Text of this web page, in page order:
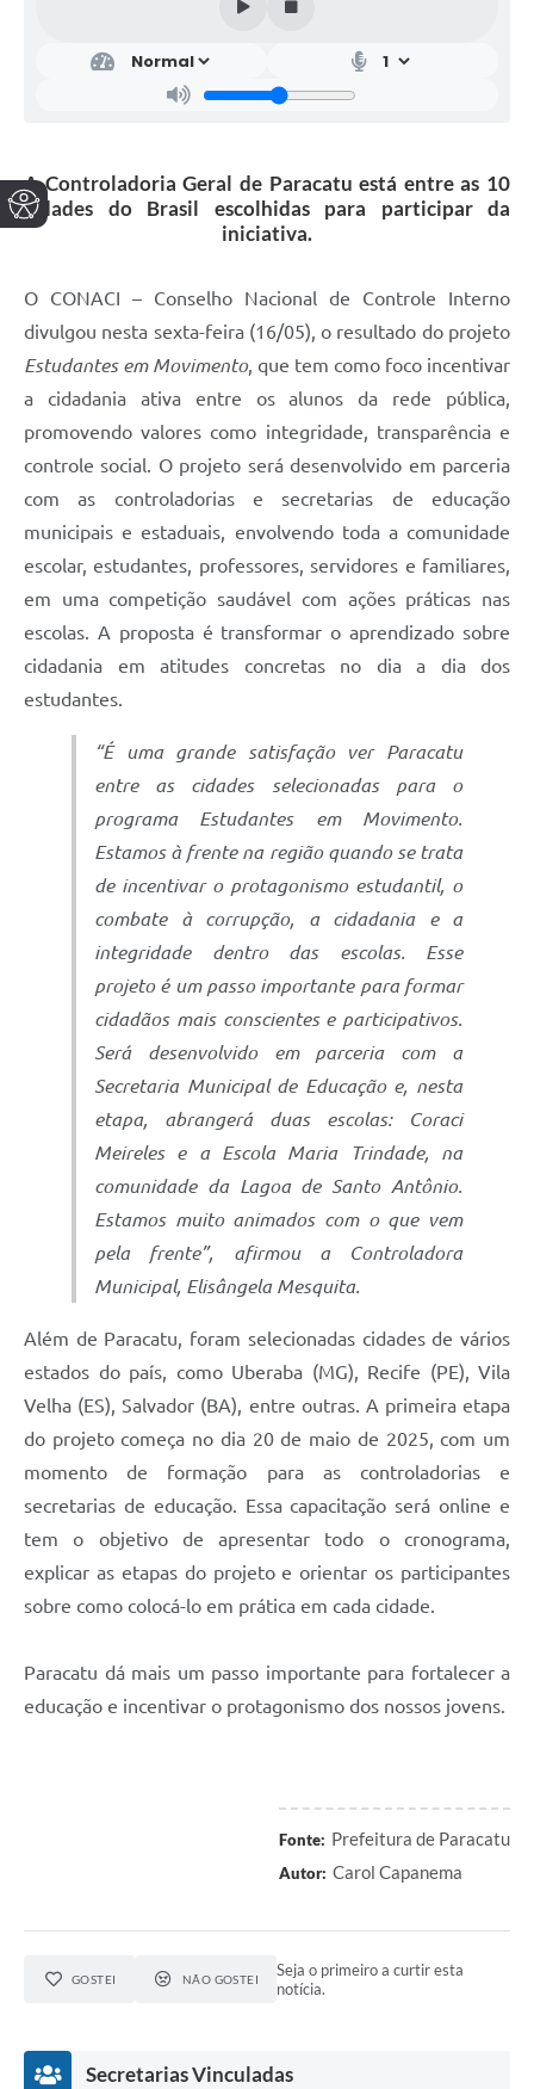
A Controladoria Geral de Paracatu está entre as 10
cidades do Brasil escolhidas para participar da
iniciativa.
O CONACI – Conselho Nacional de Controle Interno
divulgou nesta sexta-feira (16/05), o resultado do projeto
Estudantes em Movimento, que tem como foco incentivar
a cidadania ativa entre os alunos da rede pública,
promovendo valores como integridade, transparência e
controle social. O projeto será desenvolvido em parceria
com as controladorias e secretarias de educação
municipais e estaduais, envolvendo toda a comunidade
escolar, estudantes, professores, servidores e familiares,
em uma competição saudável com ações práticas nas
escolas. A proposta é transformar o aprendizado sobre
cidadania em atitudes concretas no dia a dia dos
estudantes.
“É uma grande satisfação ver Paracatu
entre as cidades selecionadas para o
programa Estudantes em Movimento.
Estamos à frente na região quando se trata
de incentivar o protagonismo estudantil, o
combate à corrupção, a cidadania e a
integridade dentro das escolas. Esse
projeto é um passo importante para formar
cidadãos mais conscientes e participativos.
Será desenvolvido em parceria com a
Secretaria Municipal de Educação e, nesta
etapa, abrangerá duas escolas: Coraci
Meireles e a Escola Maria Trindade, na
comunidade da Lagoa de Santo Antônio.
Estamos muito animados com o que vem
pela frente”, afirmou a Controladora
Municipal, Elisângela Mesquita.
Além de Paracatu, foram selecionadas cidades de vários
estados do país, como Uberaba (MG), Recife (PE), Vila
Velha (ES), Salvador (BA), entre outras. A primeira etapa
do projeto começa no dia 20 de maio de 2025, com um
momento de formação para as controladorias e
secretarias de educação. Essa capacitação será online e
tem o objetivo de apresentar todo o cronograma,
explicar as etapas do projeto e orientar os participantes
sobre como colocá-lo em prática em cada cidade.
Paracatu dá mais um passo importante para fortalecer a
educação e incentivar o protagonismo dos nossos jovens.
Fonte: Prefeitura de Paracatu
Autor: Carol Capanema
GOSTEI NÃO GOSTEI
Seja o primeiro a curtir esta
notícia.
Secretarias Vinculadas